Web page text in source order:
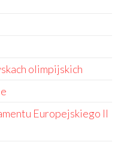
olimpijskich
Europejskiego II